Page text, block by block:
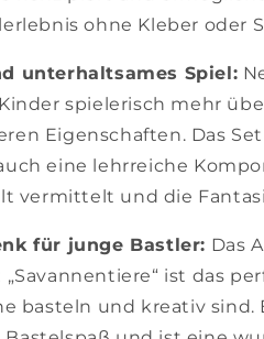
ohne Kleber oder
unterhaltsames Spiel:
spielerisch mehr
Eigenschaften. Das
eine lehrreiche
vermittelt und die
für junge Bastler: Das
ist das
basteln und kreativ sind.